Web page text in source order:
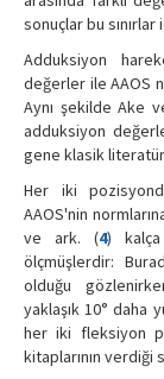
sonuçlar bu
Adduksiyon
değerler ile AAOS
Aynı şekilde Ake
adduksiyon
gene klasik literatür
Her iki
AAOS'nin
ve ark. (4)
ölçmüşlerdir:
olduğu
yaklaşık 10° daha
her iki fleksiyon
kitaplarının verdiği